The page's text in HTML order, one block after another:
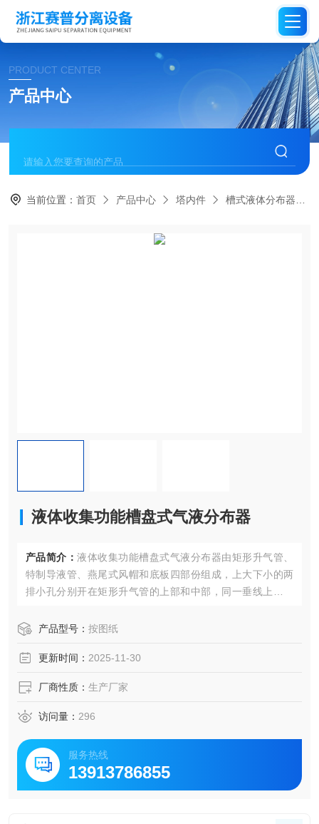
PRODUCT CENTER
产品中心
当前位置：首页 产品中心 塔内件 槽式液体分布器
液体收集功能槽盘式气液分布器
产品简介： 液体收集功能槽盘式气液分布器由矩形升气管、
特制导液管、燕尾式风帽和底板四部份组成，上大下小的两
排小孔分别开在矩形升气管的上部和中部，同一垂线上的小
产品型号： 按图纸
更新时间： 2025-11-30
厂商性质： 生产厂家
访问量： 296
服务热线
13913786855